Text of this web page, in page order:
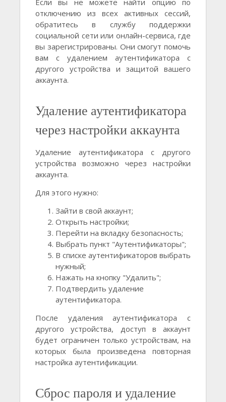
Если вы не можете найти опцию по
отключению из всех активных сессий,
обратитесь в службу поддержки
социальной сети или онлайн-сервиса, где
вы зарегистрированы. Они смогут помочь
вам с удалением аутентификатора с
другого устройства и защитой вашего
аккаунта.
Удаление аутентификатора
через настройки аккаунта
Удаление аутентификатора с другого
устройства возможно через настройки
аккаунта.
Для этого нужно:
Зайти в свой аккаунт;
Открыть настройки;
Перейти на вкладку безопасность;
Выбрать пункт "Аутентификаторы";
В списке аутентификаторов выбрать
нужный;
Нажать на кнопку "Удалить";
Подтвердить удаление
аутентификатора.
После удаления аутентификатора с
другого устройства, доступ в аккаунт
будет ограничен только устройствам, на
которых была произведена повторная
настройка аутентификации.
Сброс пароля и удаление